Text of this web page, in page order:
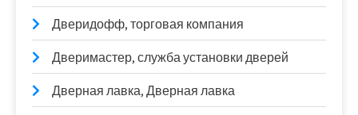
Дверидофф, торговая компания
Дверимастер, служба установки дверей
Дверная лавка, Дверная лавка